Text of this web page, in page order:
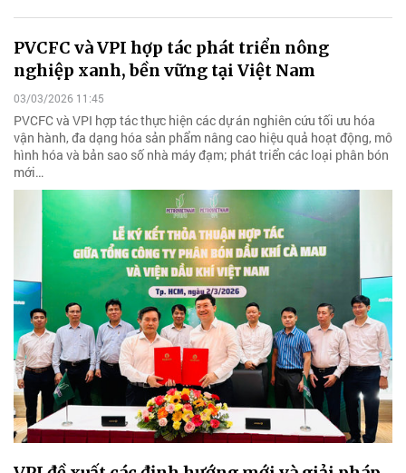
PVCFC và VPI hợp tác phát triển nông
nghiệp xanh, bền vững tại Việt Nam
03/03/2026 11:45
PVCFC và VPI hợp tác thực hiện các dự án nghiên cứu tối ưu hóa
vận hành, đa dạng hóa sản phẩm nâng cao hiệu quả hoạt động, mô
hình hóa và bản sao số nhà máy đạm; phát triển các loại phân bón
mới…